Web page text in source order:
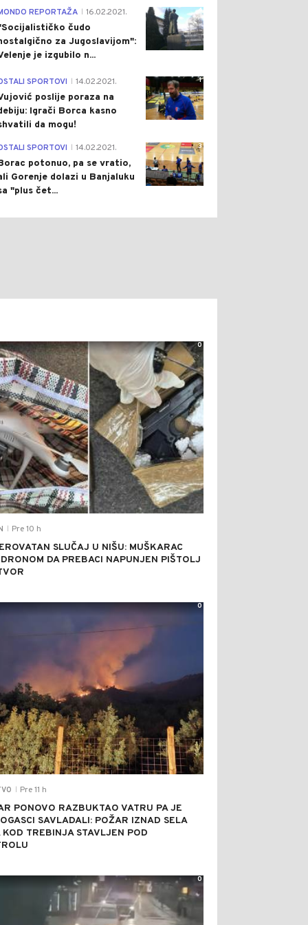
4
REPORTAŽA 16.02.2021.
čudo
za Jugoslavijom":
je izgubilo n...
1
SPORTOVI 14.02.2021.
poslije poraza na
Igrači Borca kasno
da mogu!
3
SPORTOVI 14.02.2021.
potonuo, pa se vratio,
Gorenje dolazi u Banjaluku
"plus čet...
Pre 10 h
SLUČAJ U NIŠU: MUŠKARAC
DA PREBACI NAPUNJEN PIŠTOLJ
0
Pre 11 h
PONOVO RAZBUKTAO VATRU PA JE
SAVLADALI: POŽAR IZNAD SELA
KOD TREBINJA STAVLJEN POD
0
0